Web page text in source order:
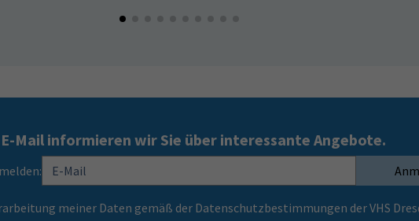
Mail informieren wir Sie über interessante Angebote.
meiner Daten gemäß der Datenschutzbestimmungen der VHS